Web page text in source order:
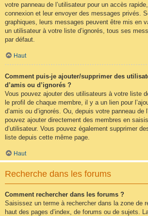
votre panneau de l’utilisateur pour un accès
connexion et leur envoyer des messages privés.
graphiques, leurs messages peuvent être mis en
un utilisateur à votre liste d’ignorés, tous ses
par défaut.
Haut
Comment puis-je ajouter/supprimer des
d’amis ou d’ignorés ?
Vous pouvez ajouter des utilisateurs à votre liste
le profil de chaque membre, il y a un lien pour
d’amis ou d’ignorés. Ou, depuis votre panneau de
pouvez ajouter directement des membres en
d’utilisateur. Vous pouvez également supprimer
liste depuis cette même page.
Haut
Recherche dans les forums
Comment rechercher dans les forums ?
Saisissez un terme à rechercher dans la zone de
haut des pages d’index, de forums ou de sujets.